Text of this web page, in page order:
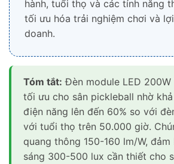
hành, tuổi thọ và các tính năng
tối ưu hóa trải nghiệm chơi và
doanh.
Tóm tắt: Đèn module LED 200W
tối ưu cho sân pickleball nhờ
điện năng lên đến 60% so với
với tuổi thọ trên 50.000 giờ.
quang thông 150-160 lm/W,
sáng 300-500 lux cần thiết cho